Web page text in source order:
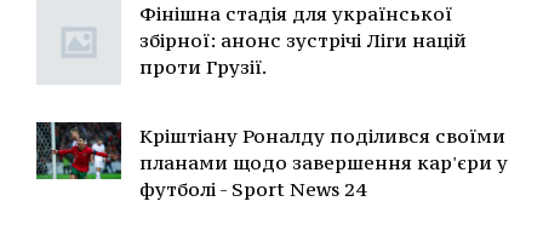
Фінішна стадія для української
збірної: анонс зустрічі Ліги націй
проти Грузії.
Кріштіану Роналду поділився своїми
планами щодо завершення кар'єри у
футболі - Sport News 24